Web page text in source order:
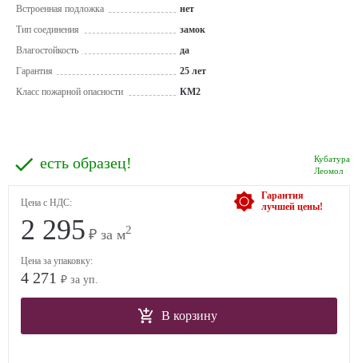
Встроенная подложка
нет
Тип соединения
замок
Влагостойкость
да
Гарантия
25 лет
Класс пожарной опасности
КМ2
Кубатура
Леомол
есть образец!
Гарантия
лучшей цены!
Цена с НДС:
2 295 ₽ за м2
Цена за упаковку:
4 271 ₽ за уп.
В корзину